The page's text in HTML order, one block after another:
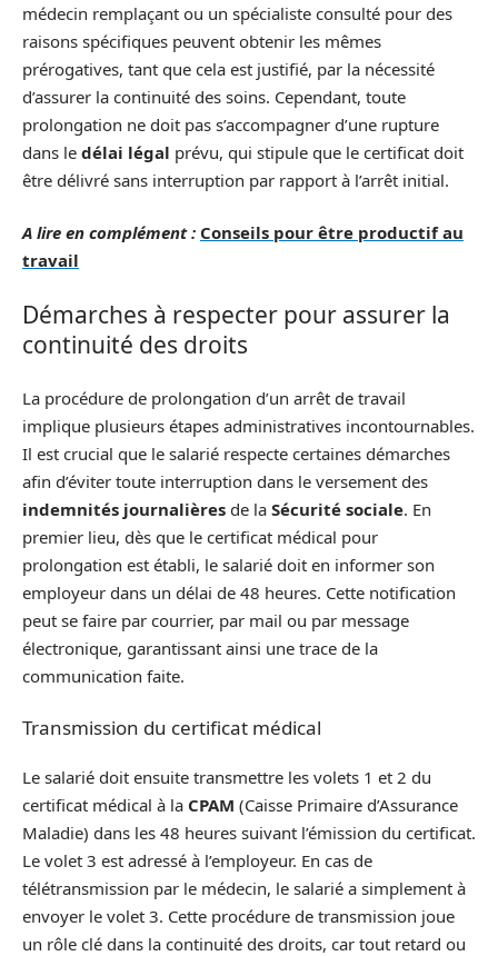
médecin remplaçant ou un spécialiste consulté pour des
raisons spécifiques peuvent obtenir les mêmes
prérogatives, tant que cela est justifié, par la nécessité
d’assurer la continuité des soins. Cependant, toute
prolongation ne doit pas s’accompagner d’une rupture
dans le délai légal prévu, qui stipule que le certificat doit
être délivré sans interruption par rapport à l’arrêt initial.
A lire en complément : Conseils pour être productif au
travail
Démarches à respecter pour assurer la
continuité des droits
La procédure de prolongation d’un arrêt de travail
implique plusieurs étapes administratives incontournables.
Il est crucial que le salarié respecte certaines démarches
afin d’éviter toute interruption dans le versement des
indemnités journalières de la Sécurité sociale. En
premier lieu, dès que le certificat médical pour
prolongation est établi, le salarié doit en informer son
employeur dans un délai de 48 heures. Cette notification
peut se faire par courrier, par mail ou par message
électronique, garantissant ainsi une trace de la
communication faite.
Transmission du certificat médical
Le salarié doit ensuite transmettre les volets 1 et 2 du
certificat médical à la CPAM (Caisse Primaire d’Assurance
Maladie) dans les 48 heures suivant l’émission du certificat.
Le volet 3 est adressé à l’employeur. En cas de
télétransmission par le médecin, le salarié a simplement à
envoyer le volet 3. Cette procédure de transmission joue
un rôle clé dans la continuité des droits, car tout retard ou